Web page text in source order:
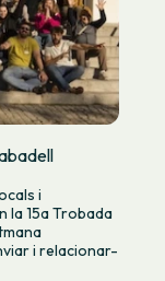
i
la 15a Trobada
i relacionar-